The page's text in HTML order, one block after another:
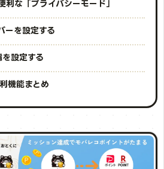
利な「プライバシーモード」
ーを設定する
設定する
機能まとめ